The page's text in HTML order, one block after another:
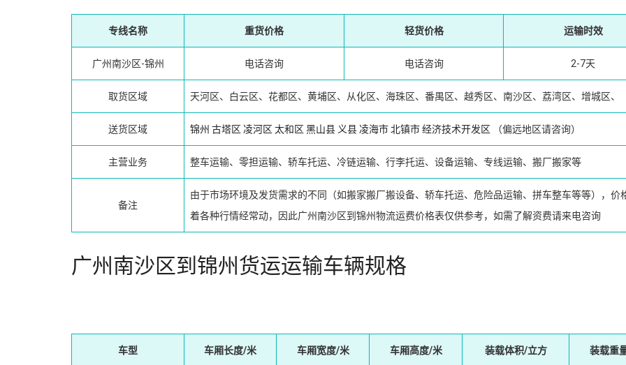
专线名称 重货价格 轻货价格 运输时效
广州南沙区-锦州 电话咨询 电话咨询 2-7天
取货区域 天河区、白云区、花都区、黄埔区、从化区、海珠区、番禺区、越秀区、南沙区、荔湾区、增城区、
送货区域 锦州 古塔区 凌河区 太和区 黑山县 义县 凌海市北镇市经济技术开发区 （偏远地区请咨询）
主营业务 整车运输、零担运输、轿车托运、冷链运输、行李托运、设备运输、专线运输、搬厂搬家等
备注
由于市场环境及发货需求的不同（如搬家搬厂搬设备、轿车托运、危险品运输、拼车整车等等），价
着各种行情经常动，因此广州南沙区到锦州物流运费价格表仅供参考，如需了解资费请来电咨询
广州南沙区到锦州货运运输车辆规格
车型 车厢长度/米 车厢宽度/米 车厢高度/米 装载体积/立方 装载重